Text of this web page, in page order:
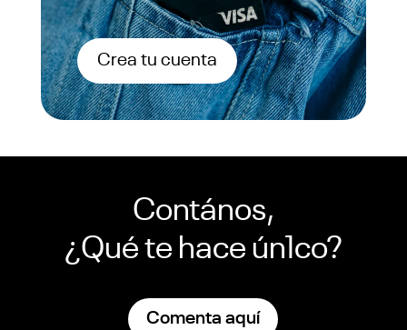
Crea tu cuenta
Contános,
¿Qué te hace ún1co?
Comenta aquí